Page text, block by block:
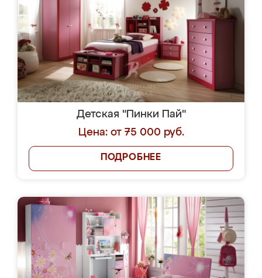
Детская "Пинки Пай"
Цена: от 75 000 руб.
ПОДРОБНЕЕ